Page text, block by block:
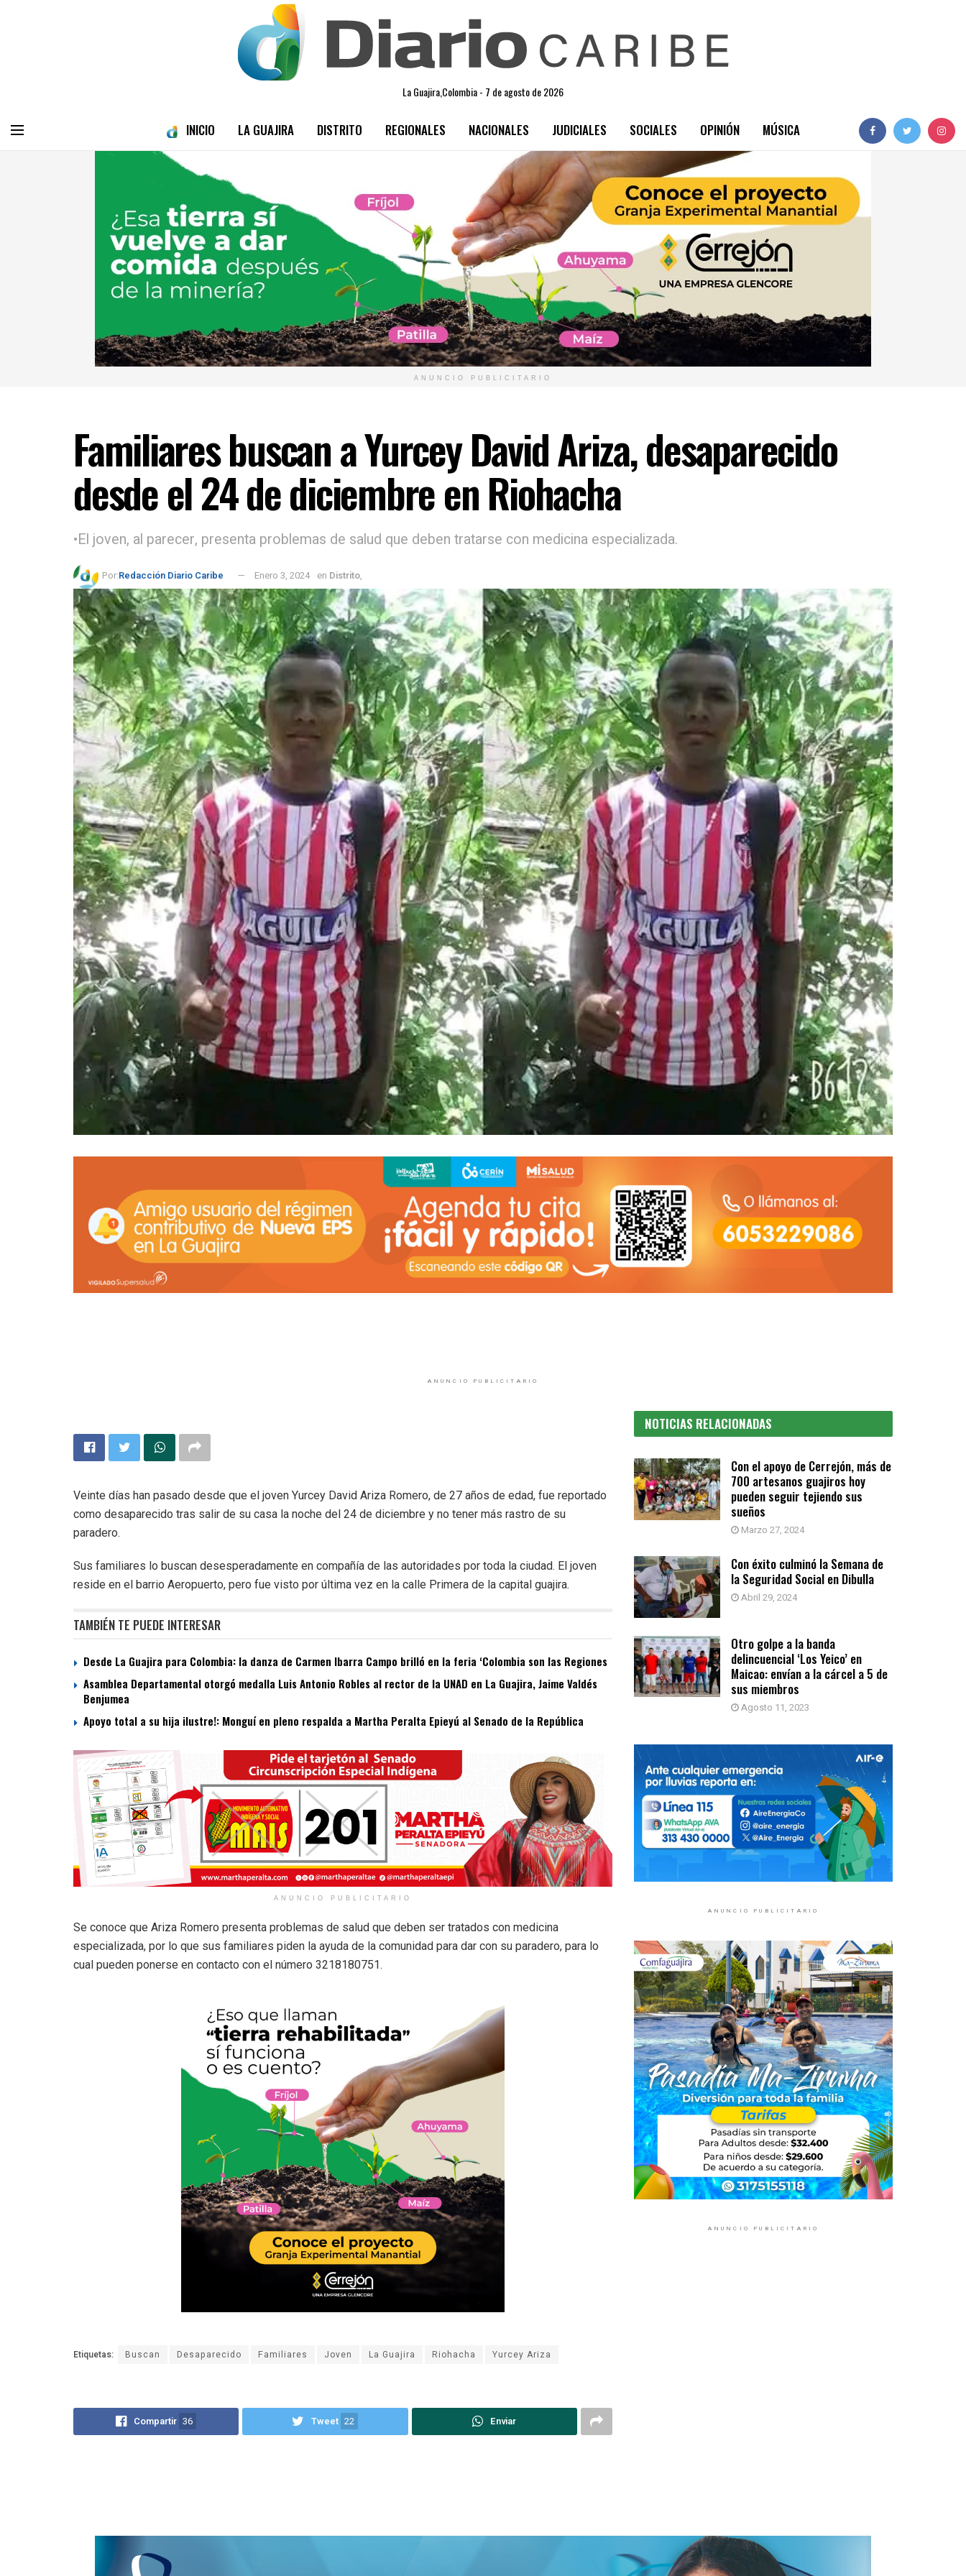
La Guajira,Colombia - 7 de agosto de 2026
INICIO LA GUAJIRA DISTRITO REGIONALES NACIONALES JUDICIALES SOCIALES OPINIÓN MÚSICA
ANUNCIO PUBLICITARIO
Familiares buscan a Yurcey David Ariza, desaparecido
desde el 24 de diciembre en Riohacha
•El joven, al parecer, presenta problemas de salud que deben tratarse con medicina especializada.
Por:Redacción Diario Caribe Enero 3, 2024 en Distrito,
ANUNCIO PUBLICITARIO
Veinte días han pasado desde que el joven Yurcey David Ariza Romero, de 27 años de edad, fue reportado
como desaparecido tras salir de su casa la noche del 24 de diciembre y no tener más rastro de su
paradero.
Sus familiares lo buscan desesperadamente en compañía de las autoridades por toda la ciudad. El joven
reside en el barrio Aeropuerto, pero fue visto por última vez en la calle Primera de la capital guajira.
TAMBIÉN TE PUEDE INTERESAR
Desde La Guajira para Colombia: la danza de Carmen Ibarra Campo brilló en la feria ‘Colombia son las Regiones
Asamblea Departamental otorgó medalla Luis Antonio Robles al rector de la UNAD en La Guajira, Jaime Valdés
Benjumea
Apoyo total a su hija ilustre!: Monguí en pleno respalda a Martha Peralta Epieyú al Senado de la República
ANUNCIO PUBLICITARIO
Se conoce que Ariza Romero presenta problemas de salud que deben ser tratados con medicina
especializada, por lo que sus familiares piden la ayuda de la comunidad para dar con su paradero, para lo
cual pueden ponerse en contacto con el número 3218180751.
Etiquetas: Buscan Desaparecido Familiares Joven La Guajira Riohacha Yurcey Ariza
Compartir 36 Tweet 22 Enviar
NOTICIAS RELACIONADAS
Con el apoyo de Cerrejón, más de
700 artesanos guajiros hoy
pueden seguir tejiendo sus
sueños
Marzo 27, 2024
Con éxito culminó la Semana de
la Seguridad Social en Dibulla
Abril 29, 2024
Otro golpe a la banda
delincuencial ‘Los Yeico’ en
Maicao: envían a la cárcel a 5 de
sus miembros
Agosto 11, 2023
ANUNCIO PUBLICITARIO
ANUNCIO PUBLICITARIO